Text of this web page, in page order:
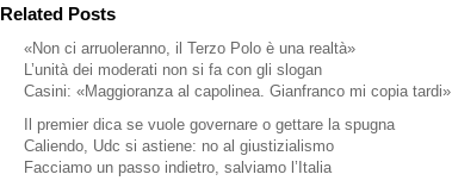
Related Posts
«Non ci arruoleranno, il Terzo Polo è una realtà»
L’unità dei moderati non si fa con gli slogan
Casini: «Maggioranza al capolinea. Gianfranco mi copia tardi»
Il premier dica se vuole governare o gettare la spugna
Caliendo, Udc si astiene: no al giustizialismo
Facciamo un passo indietro, salviamo l’Italia